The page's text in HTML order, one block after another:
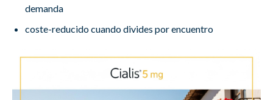
demanda
coste-reducido cuando divides por encuentro